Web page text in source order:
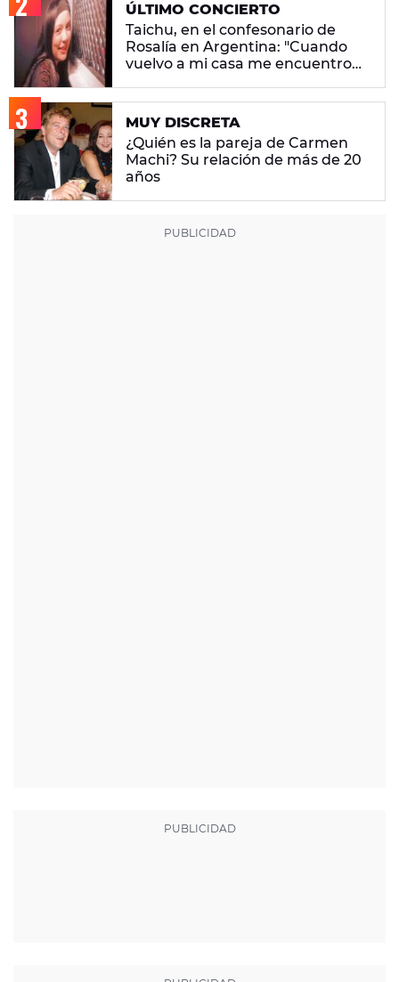
ÚLTIMO CONCIERTO
Taichu, en el confesonario de
Rosalía en Argentina: "Cuando
vuelvo a mi casa me encuentro
MUY DISCRETA
¿Quién es la pareja de Carmen
Machi? Su relación de más de 20
años